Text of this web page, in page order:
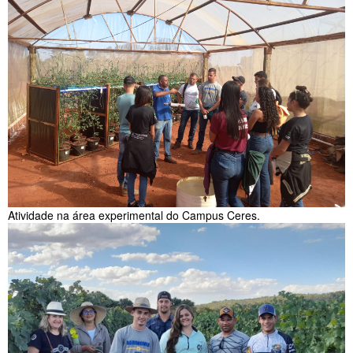
Atividade na área experimental do Campus Ceres.